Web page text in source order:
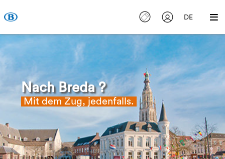
DE
Nach Breda ?
Mit dem Zug, jedenfalls.